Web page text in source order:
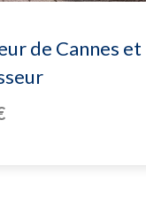
de Cannes et